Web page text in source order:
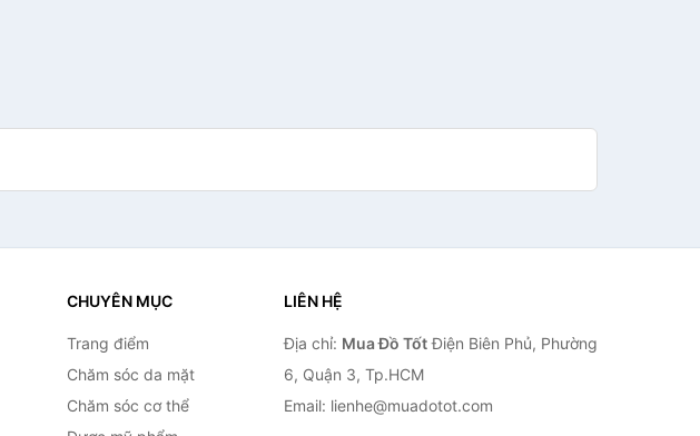
CHUYÊN MỤC
Trang điểm
Chăm sóc da mặt
Chăm sóc cơ thể
LIÊN HỆ
Địa chỉ: Mua Đồ TốtĐiện Biên Phủ, Phường
6, Quận 3, Tp.HCM
Email: lienhe@muadotot.com